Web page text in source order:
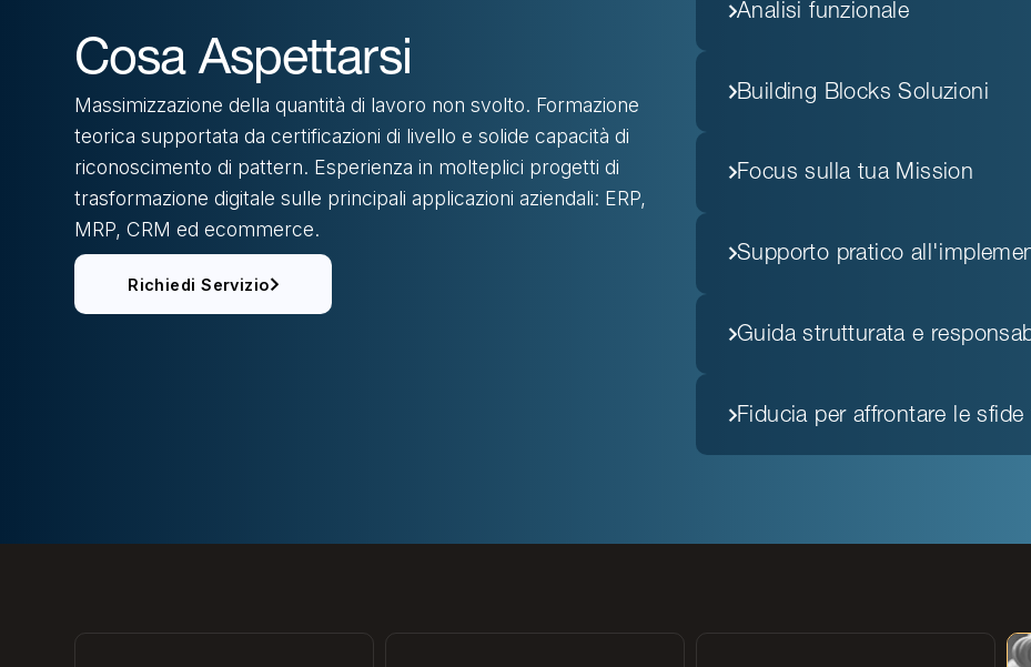
Cosa Aspettarsi
Massimizzazione della quantità di lavoro non svolto. Formazione
teorica supportata da certificazioni di livello e solide capacità di
riconoscimento di pattern. Esperienza in molteplici progetti di
trasformazione digitale sulle principali applicazioni aziendali: ERP,
MRP, CRM ed ecommerce.
Richiedi Servizio
Analisi funzionale
Building Blocks Soluzioni
Focus sulla tua Mission
Supporto pratico
Guida strutturata e
Fiducia per affrontare le sfide